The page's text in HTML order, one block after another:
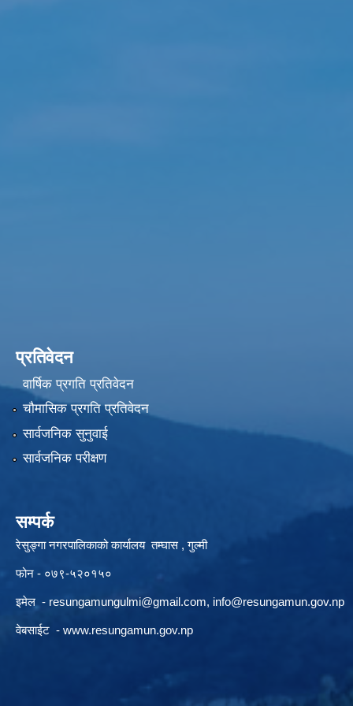
प्रतिवेदन
वार्षिक प्रगति प्रतिवेदन
चौमासिक प्रगति प्रतिवेदन
सार्वजनिक सुनुवाई
सार्वजनिक परीक्षण
सम्पर्क
रेसुङ्गा नगरपालिकाको कार्यालय तम्घास , गुल्मी
फोन - ०७९-५२०१५०
इमेल - resungamungulmi@gmail.com, info@resungamun.gov.np
वेबसाईट - www.resungamun.gov.np